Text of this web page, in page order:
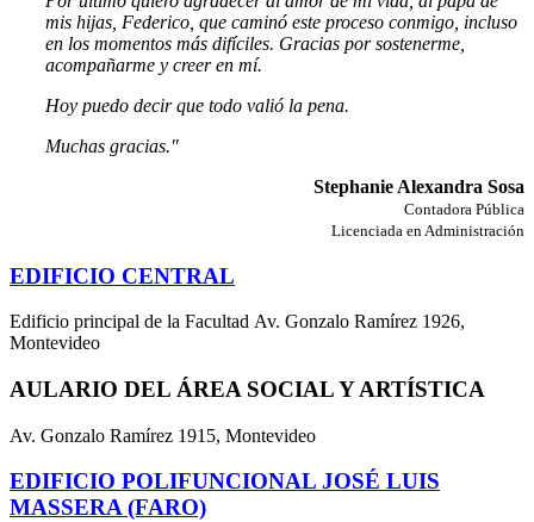
mis hijas, Federico, que caminó este proceso conmigo, incluso
en los momentos más difíciles. Gracias por sostenerme,
acompañarme y creer en mí.
Hoy puedo decir que todo valió la pena.
Muchas gracias."
Stephanie Alexandra Sosa
Contadora Pública
Licenciada en Administración
EDIFICIO CENTRAL
Edificio principal de la Facultad Av. Gonzalo Ramírez 1926,
Montevideo
AULARIO DEL ÁREA SOCIAL Y ARTÍSTICA
Av. Gonzalo Ramírez 1915, Montevideo
EDIFICIO POLIFUNCIONAL JOSÉ LUIS
MASSERA (FARO)